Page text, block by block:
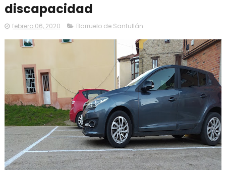
discapacidad
febrero 06, 2020 Barruelo de Santullán